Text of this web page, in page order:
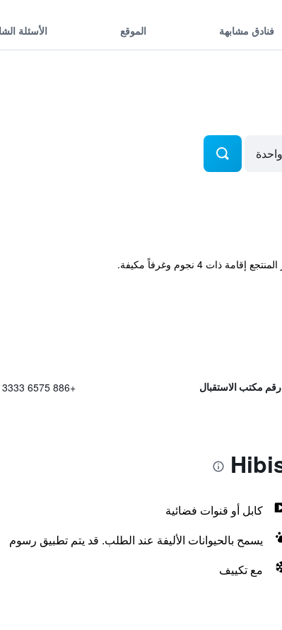
فنادق مشابهة الموقع الأسئلة
رقم مكتب الاستقبال +886 6575 3333
كابل أو قنوات فضائية
يسمح بالحيوانات الأليفة عند الطلب. قد يتم تطبيق رسوم
مع تكييف